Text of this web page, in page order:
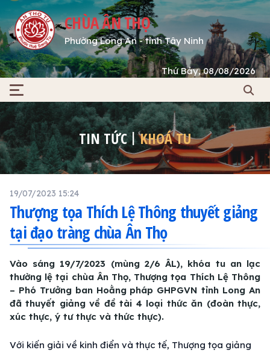
CHÙA ÂN THỌ
Phường Long An - tỉnh Tây Ninh
Thứ Bảy, 08/08/2026
TIN TỨC KHOÁ TU
19/07/2023 15:24
Thượng tọa Thích Lệ Thông thuyết giảng
tại đạo tràng chùa Ân Thọ
Vào sáng 19/7/2023 (mùng 2/6 ÂL), khóa tu an lạc
thường lệ tại chùa Ân Thọ, Thượng tọa Thích Lệ Thông
– Phó Trưởng ban Hoằng pháp GHPGVN tỉnh Long An
đã thuyết giảng về đề tài 4 loại thức ăn (đoàn thực,
xúc thực, ý tư thực và thức thực).
Với kiến giải về kinh điển và thực tế, Thượng tọa giảng